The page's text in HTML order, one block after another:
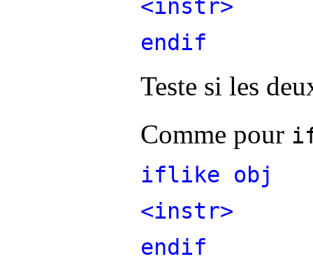
<instr>
endif
Teste si les
Comme pour
iflike obj
<instr>
endif